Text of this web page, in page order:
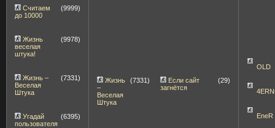
Считаем
до 10000
(9999)
Жизнь
веселая
штука!
(9978)
Жизнь –
Веселая
Штука
(7331)
Угадай
пользователя
(6395)
Жизнь
–
Веселая
Штука
(7331)
Если сайт
загнётся
(29)
OLD
EneR